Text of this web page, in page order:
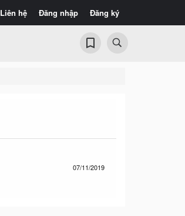
Liên hệ Đăng nhập Đăng ký
07/11/2019